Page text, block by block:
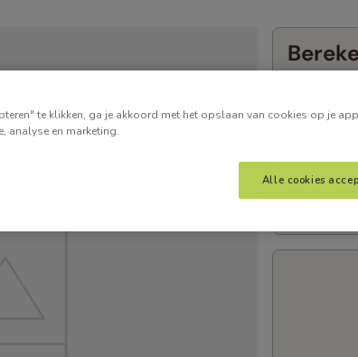
te klikken, ga je akkoord met het opslaan van cookies op je
analyse en marketing.
Alle cookies